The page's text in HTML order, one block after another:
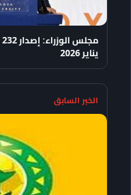
يناير 2026
الخبر السابق